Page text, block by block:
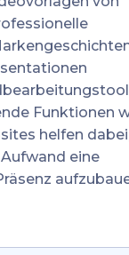
Funktionen
helfen
eine